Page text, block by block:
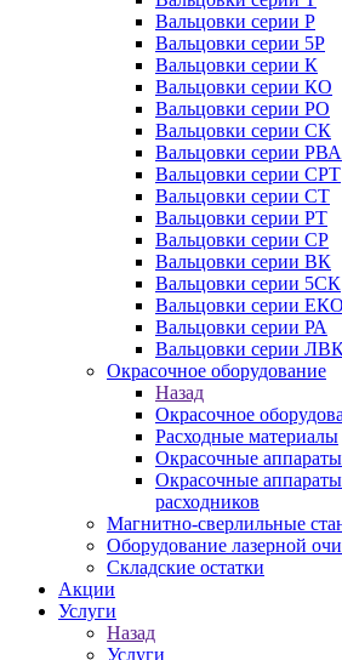
Вальцовки серии Р
Вальцовки серии 5Р
Вальцовки серии К
Вальцовки серии КО
Вальцовки серии РО
Вальцовки серии СК
Вальцовки серии РВА
Вальцовки серии СРТ
Вальцовки серии СТ
Вальцовки серии РТ
Вальцовки серии СР
Вальцовки серии ВК
Вальцовки серии 5СК
Вальцовки серии ЕКО
Вальцовки серии РА
Вальцовки серии
Окрасочное оборудование
Назад
Окрасочное
Расходные материалы
Окрасочные аппараты
Окрасочные
расходников
Магнитно-сверлильные
Оборудование лазерной
Складские остатки
Акции
Услуги
Назад
Услуги